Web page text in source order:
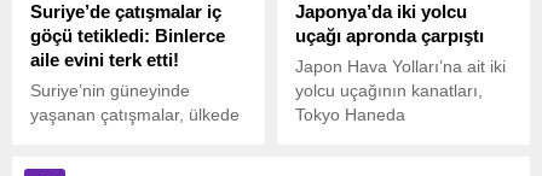
Suriye’de çatışmalar iç
göçü tetikledi: Binlerce
aile evini terk etti!
Suriye’nin güneyinde
yaşanan çatışmalar, ülkede
Japonya’da iki yolcu
uçağı apronda çarpıştı
Japon Hava Yolları’na ait iki
yolcu uçağının kanatları,
Tokyo Haneda